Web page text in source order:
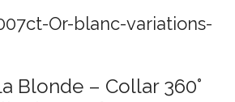
Blonde – Collar 360°